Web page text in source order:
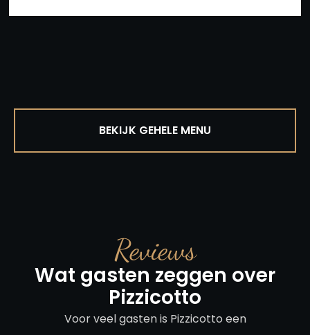
BEKIJK GEHELE MENU
Reviews
Wat gasten zeggen over
Pizzicotto
Voor veel gasten is Pizzicotto een